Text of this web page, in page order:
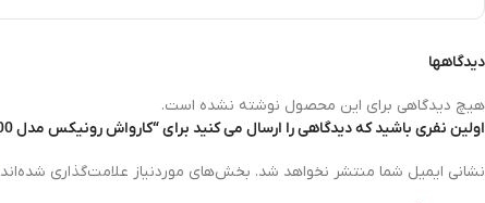
دیدگاهها
هیچ دیدگاهی برای این محصول نوشته نشده است.
اولین نفری باشید که دیدگاهی را ارسال می کنید برای “کارواش رونیکس مدل RP-U100 ا RONIX”
نشانی ایمیل شما منتشر نخواهد شد. بخش‌های موردنیاز علامت‌گذاری شده‌اند